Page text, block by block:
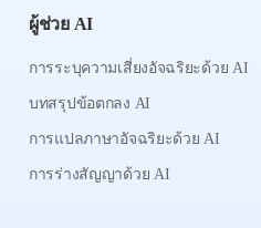
ผู้ช่วย AI
การระบุความเสี่ยงอัจฉริยะด้วย AI
บทสรุปข้อตกลง AI
การแปลภาษาอัจฉริยะด้วย AI
การร่างสัญญาด้วย AI